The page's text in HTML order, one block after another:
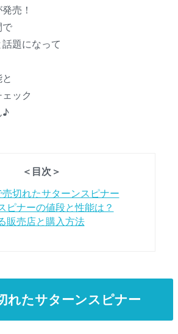
売！
題になって
ック
♪
＜目次＞
切れたサターンスピナー
ピナーの値段と性能は？
販売店と購入方法
れたサターンスピナー